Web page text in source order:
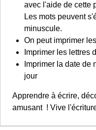
avec l'aide de cette
Les mots peuvent
minuscule.
On peut imprimer
Imprimer les lettres
Imprimer la date de
jour
Apprendre à écrire,
amusant ! Vive